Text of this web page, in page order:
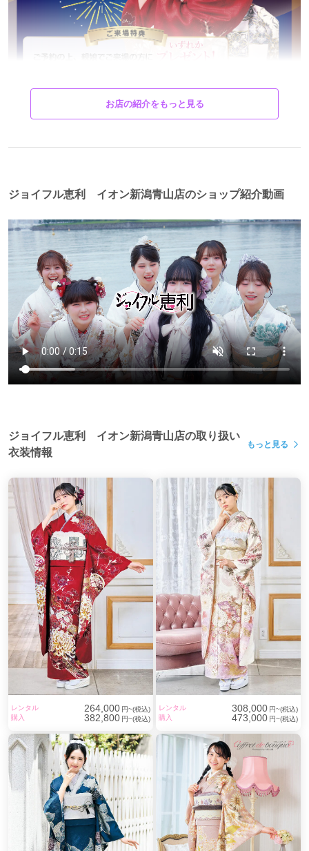
お店の紹介をもっと見る
ジョイフル恵利 イオン新潟青山店のショップ紹介動画
ジョイフル恵利 イオン新潟青山店の取り扱い
衣装情報
もっと見る
レンタル 264,000 円~(税込)
購入
382,800 円~(税込)
レンタル 308,000 円~(税込)
購入
473,000 円~(税込)